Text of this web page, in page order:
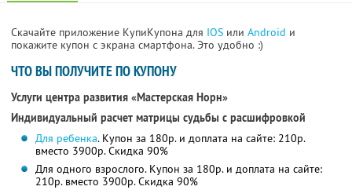
Скачайте приложение КупиКупона для IOS или Android и
покажите купон с экрана смартфона. Это удобно :)
ЧТО ВЫ ПОЛУЧИТЕ ПО КУПОНУ
Услуги центра развития «Мастерская Норн»
Индивидуальный расчет матрицы судьбы с расшифровкой
Для ребенка. Купон за 180р. и доплата на сайте: 210р.
вместо 3900р. Скидка 90%
Для одного взрослого. Купон за 180р. и доплата на сайте:
210р. вместо 3900р. Скидка 90%